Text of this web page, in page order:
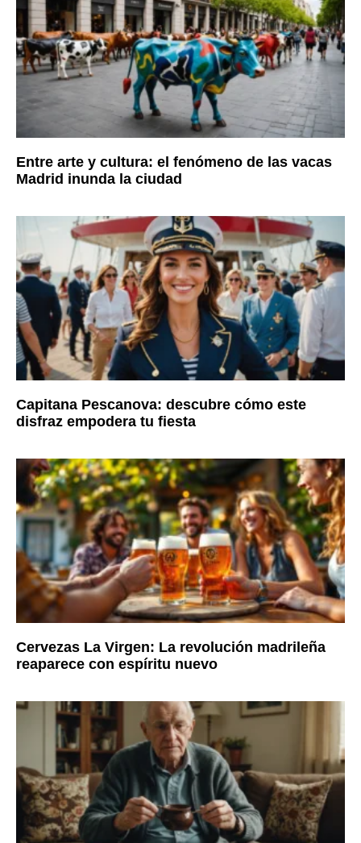
Entre arte y cultura: el fenómeno de las vacas
Madrid inunda la ciudad
Capitana Pescanova: descubre cómo este
disfraz empodera tu fiesta
Cervezas La Virgen: La revolución madrileña
reaparece con espíritu nuevo